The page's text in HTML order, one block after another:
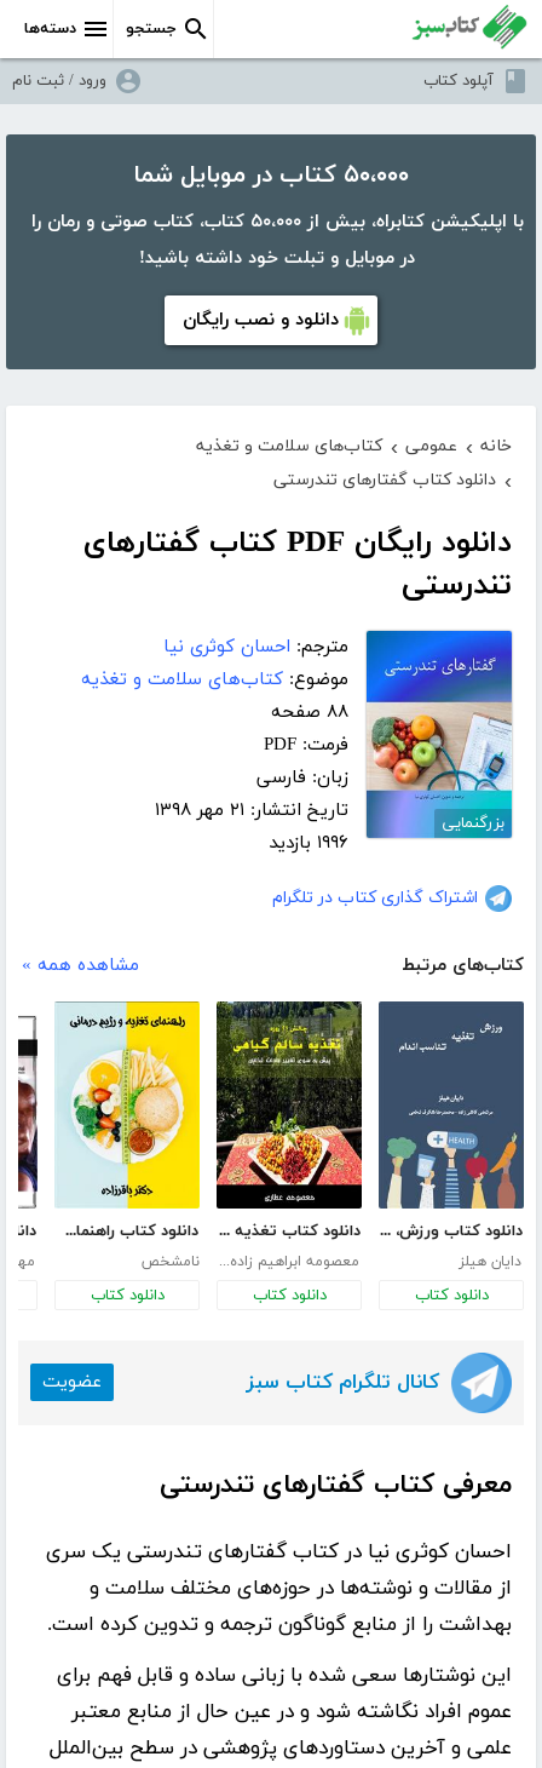
دسته‌ها جستجو
آپلود کتاب ورود / ثبت نام
۵۰،۰۰۰ کتاب در موبایل شما
با اپلیکیشن کتابراه، بیش از ۵۰،۰۰۰ کتاب، کتاب صوتی و رمان را
در موبایل و تبلت خود داشته باشید!
دانلود و نصب رایگان
خانه › عمومی › کتاب‌های سلامت و تغذیه
› دانلود کتاب گفتارهای تندرستی
دانلود رایگان PDF کتاب گفتارهای
تندرستی
بزرگنمایی
مترجم: احسان کوثری نیا
موضوع: کتاب‌های سلامت و تغذیه
۸۸ صفحه
فرمت: PDF
زبان: فارسی
تاریخ انتشار: ۲۱ مهر ۱۳۹۸
۱۹۹۶ بازدید
اشتراک گذاری کتاب در تلگرام
کتاب‌های مرتبط مشاهده همه »
دانلود کتاب ورزش، تغذیه، تناسب اندام
دایان هیلز
دانلود کتاب
دانلود کتاب تغذیه سالم گیاهی در 21 روز
معصومه ابراهیم زاده عطاری
دانلود کتاب
دانلود کتاب راهنمای تغذیه و رژیم درمانی
نامشخص
دانلود کتاب
کانال تلگرام کتاب سبز عضویت
معرفی کتاب گفتارهای تندرستی
احسان کوثری نیا در کتاب گفتارهای تندرستی یک سری
از مقالات و نوشته‌ها در حوزه‌های مختلف سلامت و
بهداشت را از منابع گوناگون ترجمه و تدوین کرده است.
این نوشتارها سعی شده با زبانی ساده و قابل فهم برای
عموم افراد نگاشته شود و در عین حال از منابع معتبر
علمی و آخرین دستاوردهای پژوهشی در سطح بین‌الملل